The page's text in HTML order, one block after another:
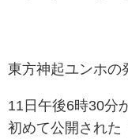
東方神起ユンホの
11日午後6時30分
初めて公開された